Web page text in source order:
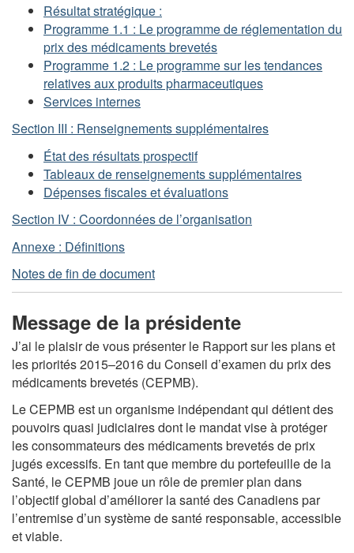
Résultat stratégique :
Programme 1.1 : Le programme de réglementation du
prix des médicaments brevetés
Programme 1.2 : Le programme sur les tendances
relatives aux produits pharmaceutiques
Services internes
Section III : Renseignements supplémentaires
État des résultats prospectif
Tableaux de renseignements supplémentaires
Dépenses fiscales et évaluations
Section IV : Coordonnées de l’organisation
Annexe : Définitions
Notes de fin de document
Message de la présidente
J’ai le plaisir de vous présenter le Rapport sur les plans et
les priorités 2015–2016 du Conseil d’examen du prix des
médicaments brevetés (CEPMB).
Le CEPMB est un organisme indépendant qui détient des
pouvoirs quasi judiciaires dont le mandat vise à protéger
les consommateurs des médicaments brevetés de prix
jugés excessifs. En tant que membre du portefeuille de la
Santé, le CEPMB joue un rôle de premier plan dans
l’objectif global d’améliorer la santé des Canadiens par
l’entremise d’un système de santé responsable, accessible
et viable.